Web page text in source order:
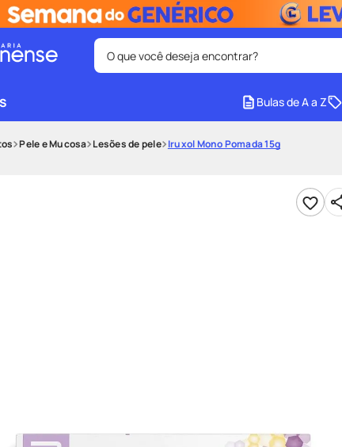
O que você deseja encontrar?
3º shampoo
8º
Bulas de A a Z
Pele e Mucosa Lesões de pele Iruxol Mono Pomada 15g